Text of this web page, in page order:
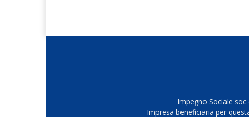
Impegno Sociale soc
Impresa beneficiaria per